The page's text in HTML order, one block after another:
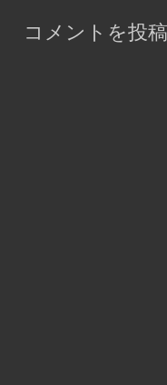
コメントを投稿